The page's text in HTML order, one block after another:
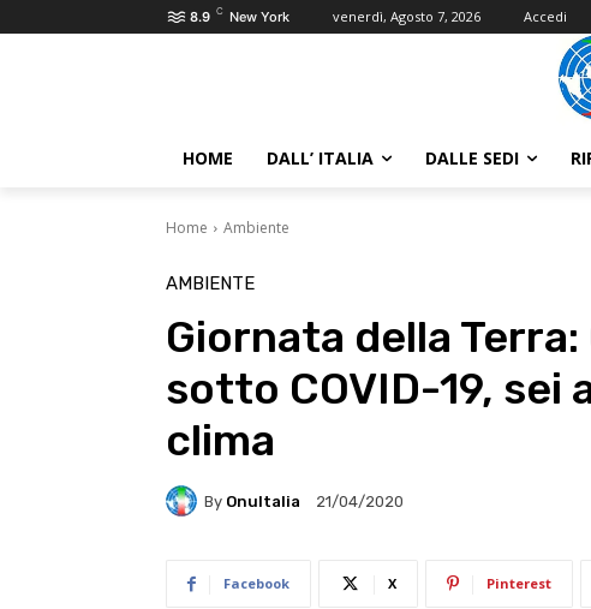
8.9 C New York venerdì, Agosto 7, 2026 Accedi
HOME DALL’ ITALIA DALLE SEDI
Home Ambiente
AMBIENTE
Giornata della
sotto COVID-19, sei
clima
By OnuItalia 21/04/2020
Facebook X Pinterest